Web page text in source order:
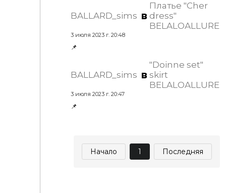
BALLARD_sims в
Платье "Cher
dress"
BELALOALLURE
3 июля 2023 г. 20:48
📌
BALLARD_sims в
"Doinne set"
skirt
BELALOALLURE
3 июля 2023 г. 20:47
📌
Начало 1 Последняя